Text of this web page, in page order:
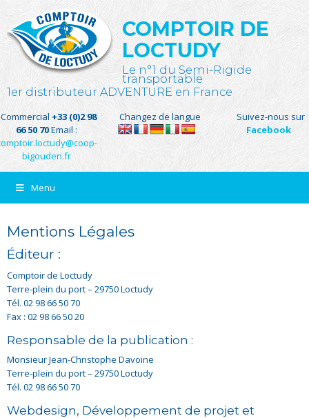
COMPTOIR DE
LOCTUDY
Le n°1 du Semi-Rigide
transportable
1er distributeur ADVENTURE en France
+33 (0)2 98
66 50 70Email :
bigouden.fr
Changez de langue
Suivez-nous sur
Facebook
Menu
Mentions Légales
Éditeur :
Comptoir de Loctudy
Terre-plein du port – 29750 Loctudy
Tél. 02 98 66 50 70
Fax : 02 98 66 50 20
Responsable de la publication :
Monsieur Jean-Christophe Davoine
Terre-plein du port – 29750 Loctudy
Tél. 02 98 66 50 70
Webdesign, Développement de projet et